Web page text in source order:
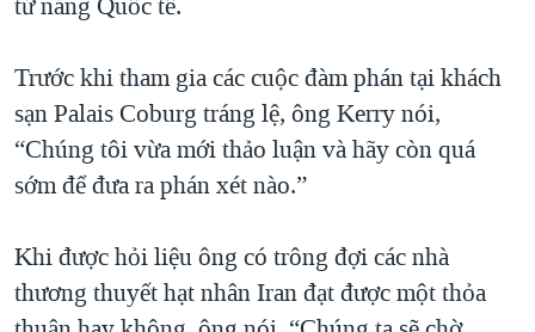
Trước khi tham gia các cuộc đàm phán tại khách
sạn Palais Coburg tráng lệ, ông Kerry nói,
“Chúng tôi vừa mới thảo luận và hãy còn quá
sớm để đưa ra phán xét nào.”
Khi được hỏi liệu ông có trông đợi các nhà
thương thuyết hạt nhân Iran đạt được một thỏa